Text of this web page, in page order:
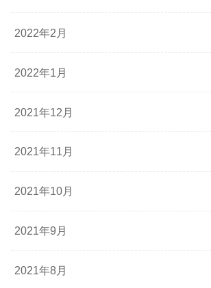
2022年2月
2022年1月
2021年12月
2021年11月
2021年10月
2021年9月
2021年8月